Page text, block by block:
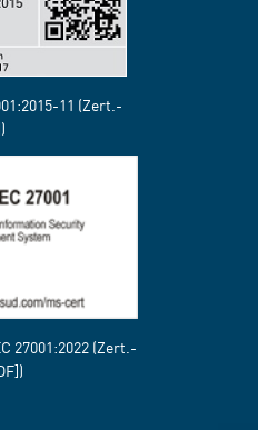
11 (Zert.-
27001:2022 (Zert.-